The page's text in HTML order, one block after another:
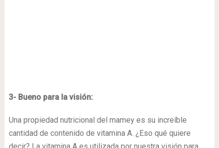
3- Bueno para la visión:
Una propiedad nutricional del mamey es su increíble
cantidad de contenido de vitamina A. ¿Eso qué quiere